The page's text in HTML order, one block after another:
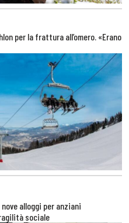
per la frattura all’omero. «Erano
alloggi per anziani
sociale